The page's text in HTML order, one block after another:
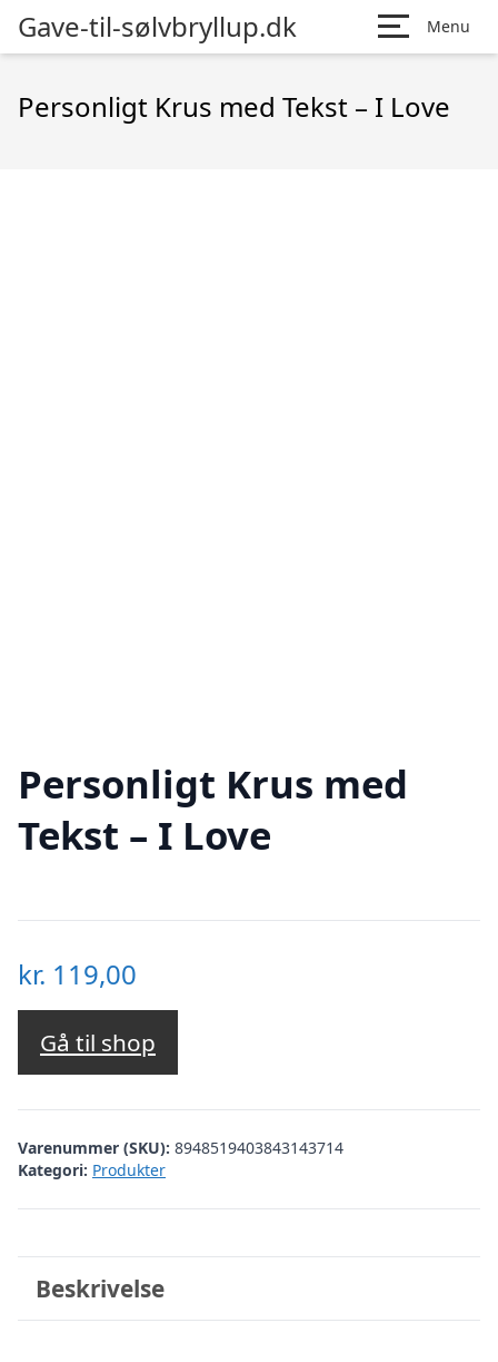
Gave-til-sølvbryllup.dk Menu
Personligt Krus med Tekst – I Love
Personligt Krus med
Tekst – I Love
kr. 119,00
Gå til shop
Varenummer (SKU): 8948519403843143714
Kategori: Produkter
Beskrivelse